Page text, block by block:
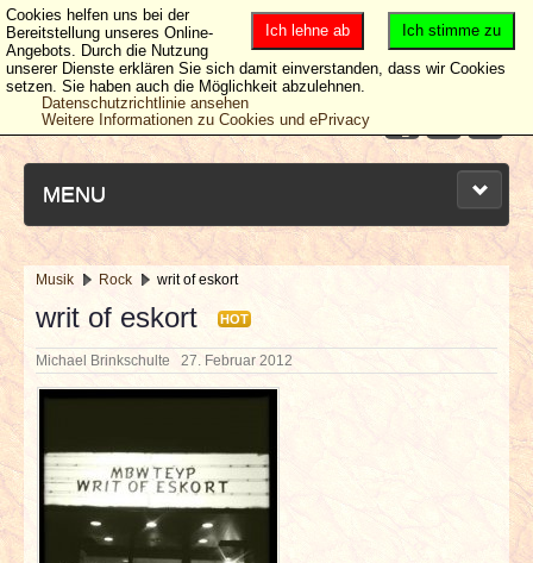
MENU
NEUESTE ARTIKEL
NEWS & DATES
VERLOSUNGEN
INTERVIEWS
Musik Rock writ of eskort
writ of eskort HOT
Michael Brinkschulte 27. Februar 2012
Ich stimme zu
Ich lehne ab
Cookies helfen uns bei der
Bereitstellung unseres Online-
Angebots. Durch die Nutzung
unserer Dienste erklären Sie sich damit einverstanden, dass wir Cookies
setzen. Sie haben auch die Möglichkeit abzulehnen.
Datenschutzrichtlinie ansehen
Weitere Informationen zu Cookies und ePrivacy